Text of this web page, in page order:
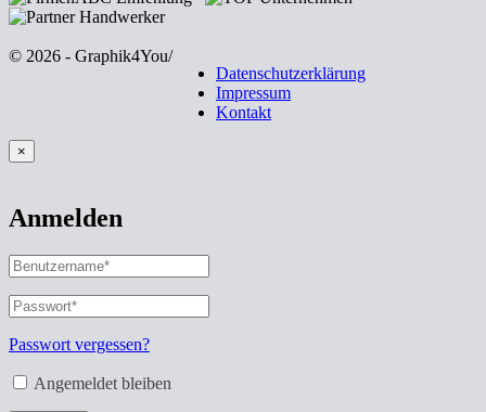
© 2026 - Graphik4You/
Datenschutzerklärung
Impressum
Kontakt
×
Anmelden
Benutzername
oder
E-
Mail-
Adresse*
Passwort*
Erforderlich
Passwort vergessen?
Angemeldet bleiben